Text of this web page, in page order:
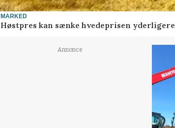
MARKED
Høstpres kan sænke hvedeprisen yderligere
Annonce